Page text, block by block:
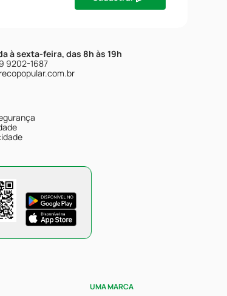
à sexta-feira, das 8h às 19h
9202-1687
UMA MARCA